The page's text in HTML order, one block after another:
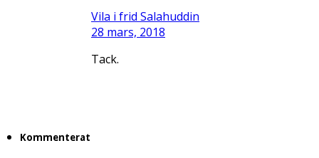
Vila i frid Salahuddin
28 mars, 2018
Tack.
Kommenterat